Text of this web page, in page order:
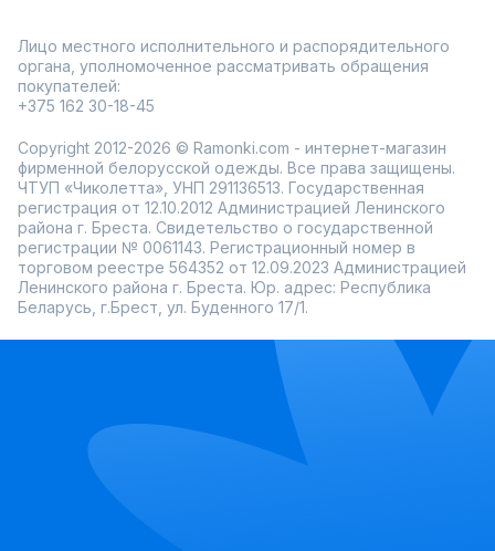
Лицо местного исполнительного и распорядительного
органа, уполномоченное рассматривать обращения
покупателей:
+375 162 30-18-45
Copyright 2012-2026 © Ramonki.com - интернет-магазин
фирменной белорусской одежды. Все права защищены.
ЧТУП «Чиколетта», УНП 291136513. Государственная
регистрация от 12.10.2012 Администрацией Ленинского
района г. Бреста. Свидетельство о государственной
регистрации № 0061143. Регистрационный номер в
торговом реестре 564352 от 12.09.2023 Администрацией
Ленинского района г. Бреста. Юр. адрес: Республика
Беларусь, г.Брест, ул. Буденного 17/1.